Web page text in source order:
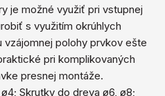
je možné využiť pri vstupnej
s využitím okrúhlych
polohy prvkov ešte
pri komplikovaných
presnej montáže.
Skrutky do dreva ø6, ø8;